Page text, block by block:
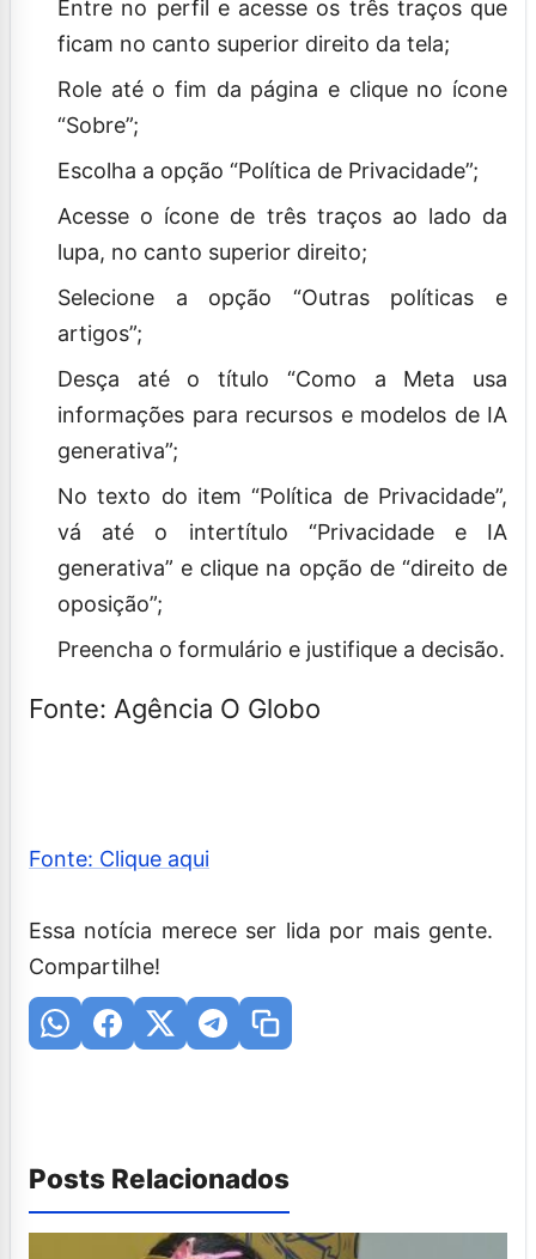
Entre no perfil e acesse os três traços que
ficam no canto superior direito da tela;
Role até o fim da página e clique no ícone
“Sobre”;
Escolha a opção “Política de Privacidade”;
Acesse o ícone de três traços ao lado da
lupa, no canto superior direito;
Selecione a opção “Outras políticas e
artigos”;
Desça até o título “Como a Meta usa
informações para recursos e modelos de IA
generativa”;
No texto do item “Política de Privacidade”,
vá até o intertítulo “Privacidade e IA
generativa” e clique na opção de “direito de
oposição”;
Preencha o formulário e justifique a decisão.
Fonte: Agência O Globo
Fonte: Clique aqui
Essa notícia merece ser lida por mais gente.
Compartilhe!
Posts Relacionados